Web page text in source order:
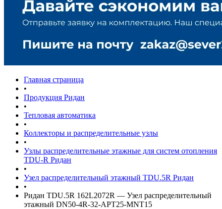
Главная страница
•
Продукция Ридан
•
Тепловая автоматика
•
Коллекторы и распределительные узлы
•
Узлы распределительные этажные для систем отопления
TDU-R Ридан
•
Узел распределительный этажный TDU.5R Ридан
•
Ридан TDU.5R 162L2072R — Узел распределительный
этажный DN50-4R-32-APT25-MNT15